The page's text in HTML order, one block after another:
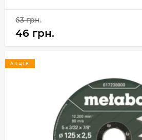
63 грн.
46 грн.
АКЦІЯ